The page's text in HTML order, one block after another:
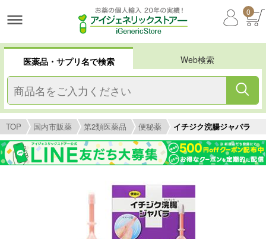
0
医薬品・サプリ名で検索 Web検索
TOP 国内市販薬 第2類医薬品 便秘薬 イチジク浣腸ジャバラ